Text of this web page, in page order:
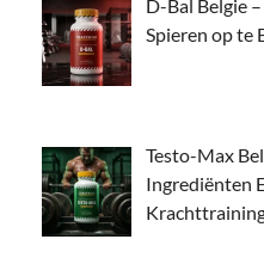
D-Bal Belgie
Spieren op te
Testo-Max
Ingrediënten